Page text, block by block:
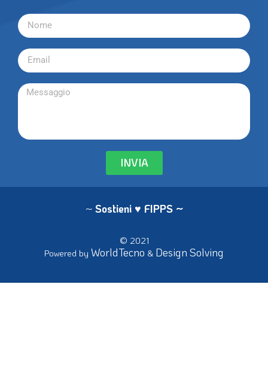
INVIA
~ Sostieni ♥ FIPPS ~
© 2021
Powered by WorldTecno & Design Solving